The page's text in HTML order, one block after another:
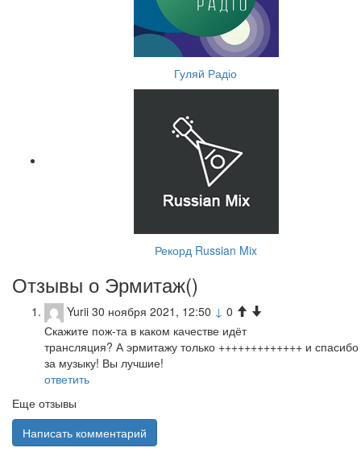
Гуляй Радіо
Рекорд Russian Mix
Отзывы о Эрмитаж()
Yurii 30 ноября 2021, 12:50 ↓ 0
Скажите пож-та в каком качестве идёт
трансляция? А эрмитажу только +++++++++++++ и спасибо
за музыку! Вы лучшие!
ответить
Еще отзывы
Написать комментарий